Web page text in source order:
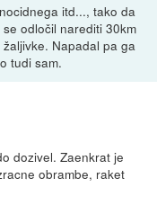
itd..., tako da
odločil narediti 30km
Napadal pa ga
tudi sam.
dozivel. Zaenkrat je
obrambe, raket